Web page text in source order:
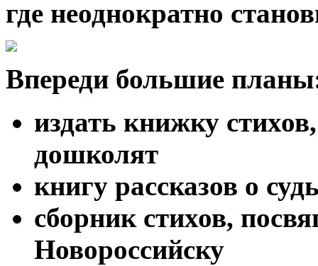
где неоднократно
Впереди большие
издать книжку
дошколят
книгу рассказов о
сборник стихов,
Новороссийску